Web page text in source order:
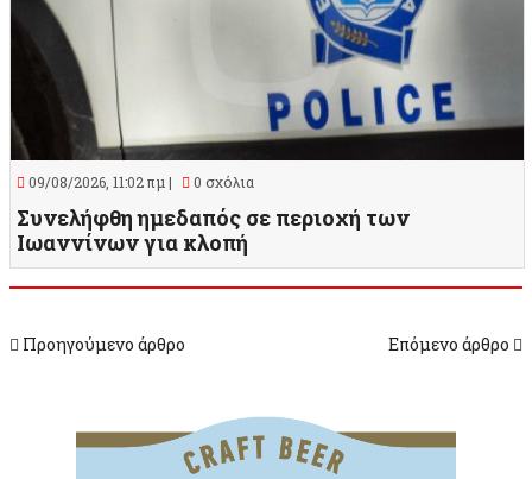
09/08/2026, 11:02 πμ | 0 σχόλια
Συνελήφθη ημεδαπός σε περιοχή των
Ιωαννίνων για κλοπή
Προηγούμενο άρθρο Επόμενο άρθρο